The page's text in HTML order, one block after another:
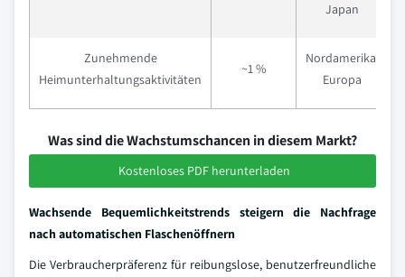
Japan
Zunehmende
Heimunterhaltungsaktivitäten
~1 %
Nordamerika,
Europa
Was sind die Wachstumschancen in diesem Markt?
Kostenloses PDF herunterladen
Wachsende Bequemlichkeitstrends steigern die Nachfrage
nach automatischen Flaschenöffnern
Die Verbraucherpräferenz für reibungslose, benutzerfreundliche